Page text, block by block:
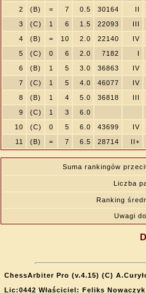
2
(B) = 7 0.5 30164 II
3
(C) 1 6 1.5 22093 III
4
(B) = 10 2.0 22140 IV
5
(C) 0 6 2.0 7182 I
6
(B) 1 5 3.0 36863 IV
7
(C) 1 5 4.0 46077 IV
8
(B) 1 4 5.0 36818 III
9
(C) 1 3 6.0
10
(C) 0 5 6.0 43699 IV
11
(B) = 7 6.5 28714 II+
Suma rankingów
Liczba
Ranking
Uwagi
ChessArbiter Pro (v.4.15) (C)
Lic:0442 Właściciel: Feliks Nowaczyk